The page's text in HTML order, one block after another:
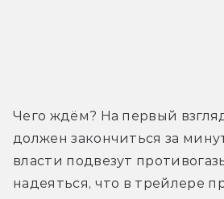
Чего ждём? На первый
должен закончиться за
власти подвезут
надеяться, что в трейлере